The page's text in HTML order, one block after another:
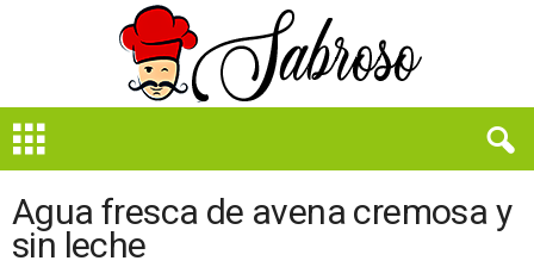
e
Agua fresca de avena cremosa y
sin leche